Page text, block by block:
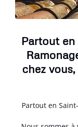
Partout
chez
Partout en